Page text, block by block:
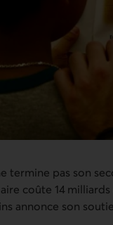
termine pas son
coûte 14
annonce son